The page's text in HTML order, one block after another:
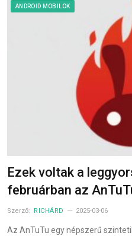
ANDROID MOBILOK
Ezek voltak a
februárban az
Szerző: RICHÁRD 2025-03-06
Az AnTuTu egy népszerű